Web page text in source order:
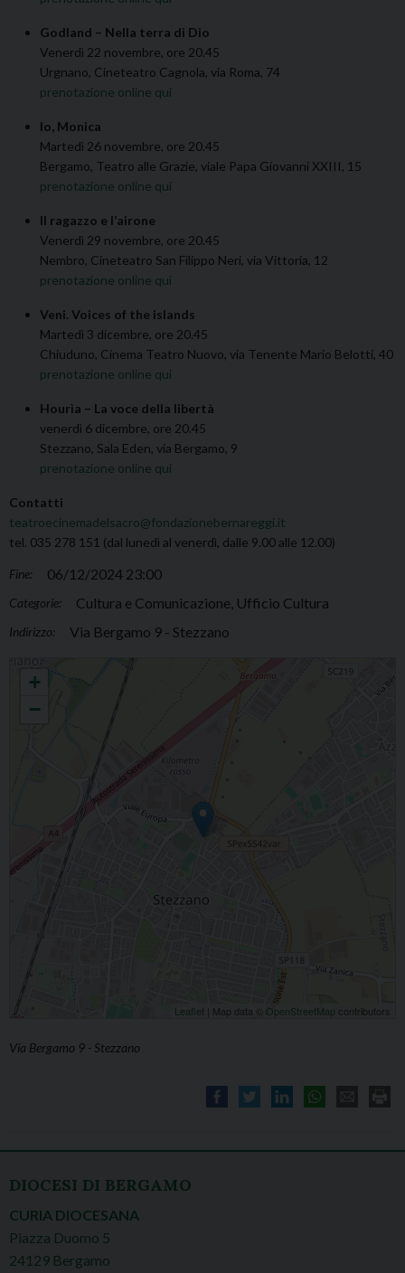
Godland – Nella terra di Dio
Venerdì 22 novembre, ore 20.45
Urgnano, Cineteatro Cagnola, via Roma, 74
prenotazione online qui
Io, Monica
Martedì 26 novembre, ore 20.45
Bergamo, Teatro alle Grazie, viale Papa Giovanni XXIII, 15
prenotazione online qui
Il ragazzo e l’airone
Venerdì 29 novembre, ore 20.45
Nembro, Cineteatro San Filippo Neri, via Vittoria, 12
prenotazione online qui
Veni. Voices of the islands
Martedì 3 dicembre, ore 20.45
Chiuduno, Cinema Teatro Nuovo, via Tenente Mario Belotti, 40
prenotazione online qui
Hourìa – La voce della libertà
venerdì 6 dicembre, ore 20.45
Stezzano, Sala Eden, via Bergamo, 9
prenotazione online qui
Contatti
teatroecinemadelsacro@fondazionebernareggi.it
tel. 035 278 151 (dal lunedì al venerdì, dalle 9.00 alle 12.00)
Fine: 06/12/2024 23:00
Categorie: Cultura e Comunicazione, Ufficio Cultura
Indirizzo: Via Bergamo 9 - Stezzano
Teatro e cinema del Sacro
+
−
Leaflet | Map data © OpenStreetMap contributors
Via Bergamo 9 - Stezzano
DIOCESI DI BERGAMO
CURIA DIOCESANA
Piazza Duomo 5
24129 Bergamo